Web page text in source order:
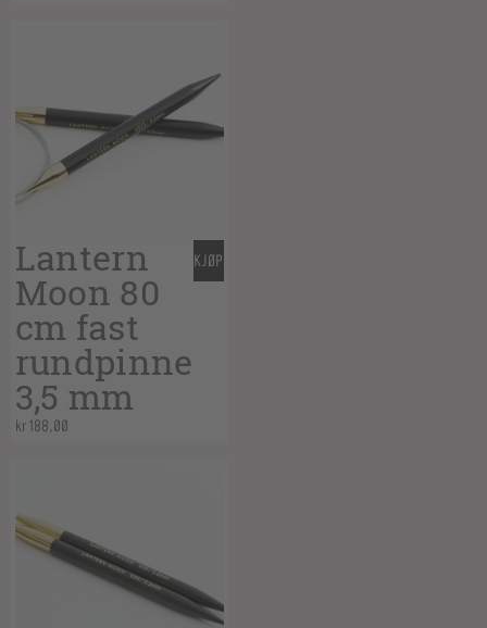
Lantern
Moon 80
cm fast
rundpinne
3,5 mm
kr188,00
KJØP